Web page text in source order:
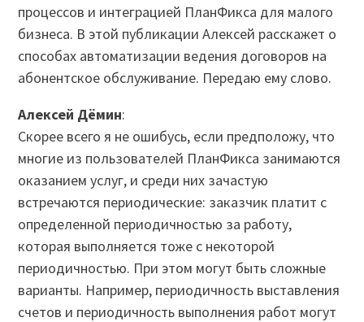
процессов и интеграцией ПланФикса для малого
бизнеса. В этой публикации Алексей расскажет о
способах автоматизации ведения договоров на
абонентское обслуживание. Передаю ему слово.
Алексей Дёмин:
Скорее всего я не ошибусь, если предположу, что
многие из пользователей ПланФикса занимаются
оказанием услуг, и среди них зачастую
встречаются периодические: заказчик платит с
определенной периодичностью за работу,
которая выполняется тоже с некоторой
периодичностью. При этом могут быть сложные
варианты. Например, периодичность выставления
счетов и периодичность выполнения работ могут